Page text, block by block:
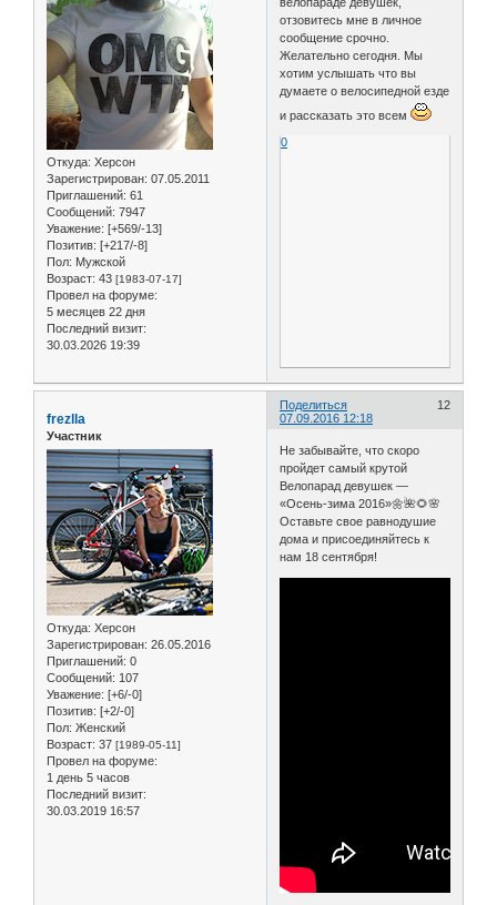
Откуда: Херсон
Зарегистрирован: 07.05.2011
Приглашений: 61
Сообщений: 7947
Уважение: [+569/-13]
Позитив: [+217/-8]
Пол: Мужской
Возраст: 43 [1983-07-17]
Провел на форуме:
5 месяцев 22 дня
Последний визит:
30.03.2026 19:39
отзовитесь мне в личное
сообщение срочно.
Желательно сегодня. Мы
хотим услышать что вы
думаете о велосипедной езде
и рассказать это всем
0
Поделиться
12
07.09.2016 12:18
frezlla
Участник
Откуда: Херсон
Зарегистрирован: 26.05.2016
Приглашений: 0
Сообщений: 107
Уважение: [+6/-0]
Позитив: [+2/-0]
Пол: Женский
Возраст: 37 [1989-05-11]
Провел на форуме:
1 день 5 часов
Последний визит:
30.03.2019 16:57
Не забывайте, что скоро
пройдет самый крутой
Велопарад девушек —
«Осень-зима 2016»🌼🌺🌻🌸
Оставьте свое равнодушие
дома и присоединяйтесь к
нам 18 сентября!